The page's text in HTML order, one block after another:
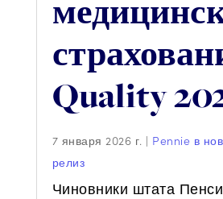
Quality
7 января 2026 г. | Pennie в
релиз
Чиновники штата